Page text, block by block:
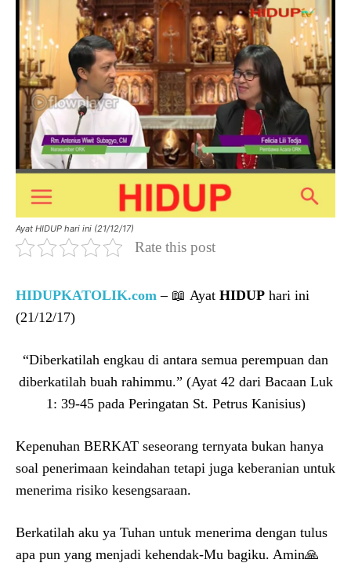
Ayat HIDUP hari ini (21/12/17)
Rate this post
HIDUPKATOLIK.com – 📖 Ayat HIDUP hari ini
(21/12/17)
“Diberkatilah engkau di antara semua perempuan dan
diberkatilah buah rahimmu.” (Ayat 42 dari Bacaan Luk
1: 39-45 pada Peringatan St. Petrus Kanisius)
Kepenuhan BERKAT seseorang ternyata bukan hanya
soal penerimaan keindahan tetapi juga keberanian untuk
menerima risiko kesengsaraan.
Berkatilah aku ya Tuhan untuk menerima dengan tulus
apa pun yang menjadi kehendak-Mu bagiku. Amin🙏